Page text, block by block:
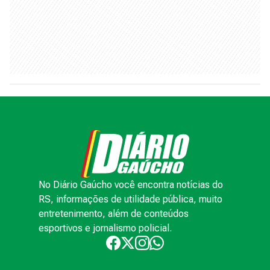
No Diário Gaúcho você encontra notícias do
RS, informações de utilidade pública, muito
entretenimento, além de conteúdos
esportivos e jornalismo policial.